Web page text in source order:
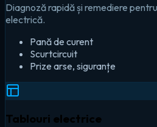
Diagnoză rapidă și remediere
electrică.
Pană de curent
Scurtcircuit
Prize arse, siguranțe
Tablouri electrice